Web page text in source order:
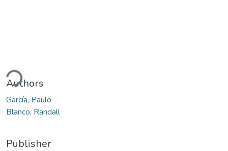
Authors
García, Paulo
Blanco, Randall
Publisher